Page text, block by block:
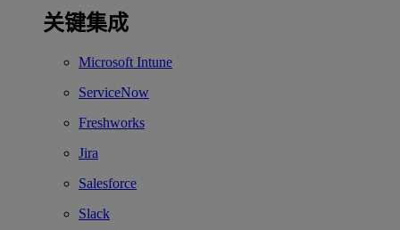
关键集成
Microsoft Intune
ServiceNow
Freshworks
Jira
Salesforce
Slack